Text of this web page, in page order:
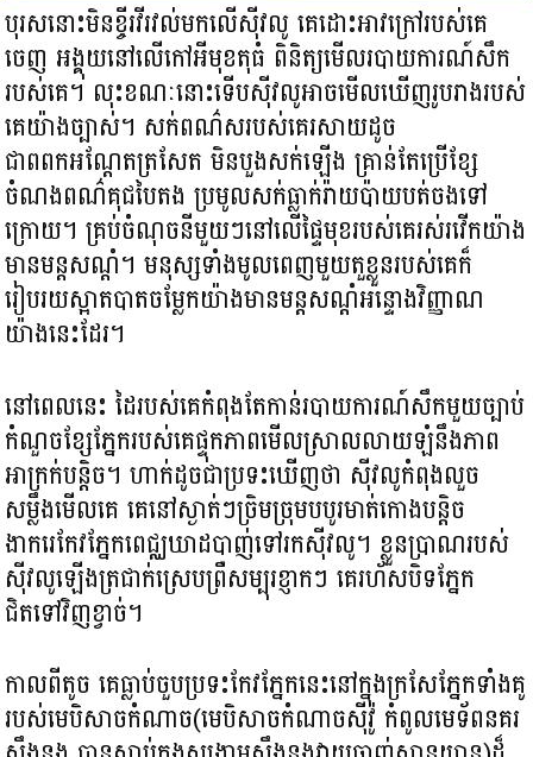
បុរសនោះមិនខ្ចីរវីរវល់មកលើស៊ីវលូ គេដោះអាវក្រៅរបស់គេ
ចេញ អង្គុយនៅលើកៅអីមុខតុធំ ពិនិត្យមើលរបាយការណ៍សឹក
របស់គេ។ លុះខណៈនោះទើបស៊ីវលូអាចមើលឃើញរូបរាងរបស់
គេយ៉ាងច្បាស់។ សក់ពណ៌សរបស់គេរសាយដូច
ជាពពកអណ្តែតត្រសែត មិនបួងសក់ឡើង គ្រាន់តែប្រើខ្សែ
ចំណងពណ៌គុជបៃតង ប្រមូលសក់ធ្លាក់រ៉ាយប៉ាយបត់ចងទៅ
ក្រោយ។ គ្រប់ចំណុចនីមួយៗនៅលើផ្ទៃមុខរបស់គេរស់រវើកយ៉ាង
មានមន្តសណ្ដំ។ មនុស្សទាំងមូលពេញមួយតួខ្លួនរបស់គេក៏
រៀបរយស្អាតបាតចម្លែកយ៉ាងមានមន្តសណ្ដំអន្ទោងវិញ្ញាណ
យ៉ាងនេះដែរ។
នៅពេលនេះ ដៃរបស់គេកំពុងតែកាន់របាយការណ៍សឹកមួយច្បាប់
កំណួចខ្សែភ្នែករបស់គេផ្ទុកភាពមើលស្រាលលាយឡំនឹងភាព
អាក្រក់បន្តិច។ ហាក់ដូចជាប្រទះឃើញថា ស៊ីវលូកំពុងលួច
សម្លឹងមើលគេ គេនៅស្ងាត់ៗច្រិមច្រុមបបូរមាត់កោងបន្ដិច
ងាករេកែវភ្នែកពេជ្ឈឃាដបាញ់ទៅរកស៊ីវលូ។ ខ្លួនប្រាណរបស់
ស៊ីវលូឡើងត្រជាក់ស្រេបព្រឺសម្បុរខ្ញាកៗ គេរហ័សបិទភ្នែក
ជិតទៅវិញខ្វាច់។
កាលពីតូច គេធ្លាប់ចួបប្រទះកែវភ្នែកនេះនៅក្នុងក្រសែភ្នែកទាំងគូ
របស់មេបិសាចកំណាច(មេបិសាចកំណាចស៊ីវ៉ូ កំពូលមេទ័ពនគរ